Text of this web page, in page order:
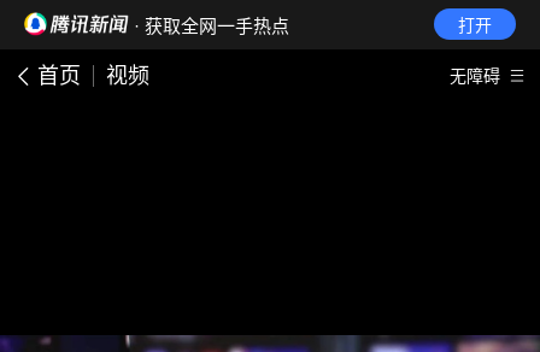
· 获取全网一手热点 打开
首页 视频 无障碍